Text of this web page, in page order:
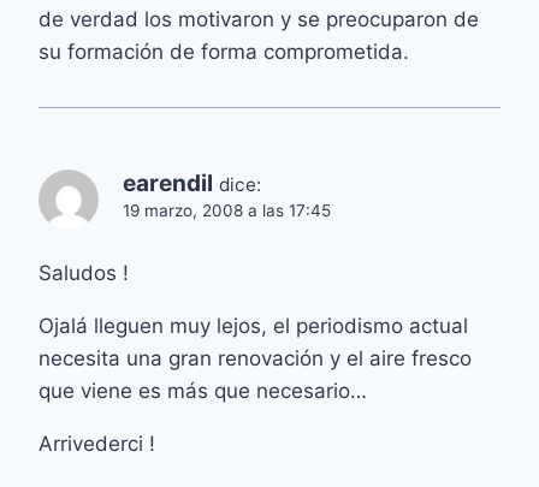
de verdad los motivaron y se preocuparon de
su formación de forma comprometida.
earendil dice:
19 marzo, 2008 a las 17:45
Saludos !
Ojalá lleguen muy lejos, el periodismo actual
necesita una gran renovación y el aire fresco
que viene es más que necesario…
Arrivederci !